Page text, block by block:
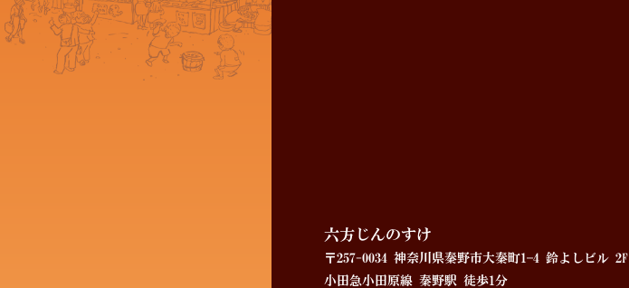
六方じんのすけ
〒257-0034 神奈川県秦野市大秦町1−4 鈴よしビル 2F
小田急小田原線 秦野駅 徒歩1分